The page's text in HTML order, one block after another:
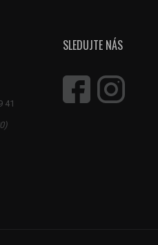
SLEDUJTE NÁS